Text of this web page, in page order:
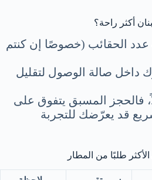
أكثر راحة؟
عدد الحقائب (خصوصًا إن كنتم
داخل صالة الوصول لتقليل
فالحجز المسبق يتفوق على
قد يعرّضك للتجربة
طلبًا من المطار